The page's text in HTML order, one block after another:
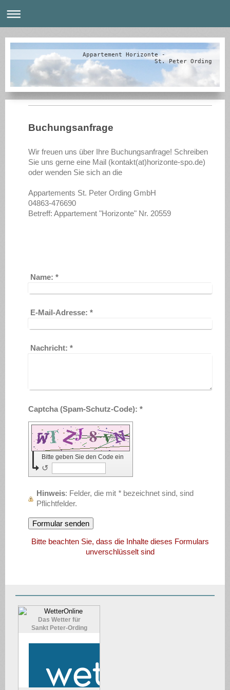
Appartement Horizonte -
St. Peter Ording
Buchungsanfrage
Wir freuen uns über Ihre Buchungsanfrage! Schreiben
Sie uns gerne eine Mail (kontakt(at)horizonte-spo.de)
oder wenden Sie sich an die
Appartements St. Peter Ording GmbH
04863-476690
Betreff: Appartement "Horizonte" Nr. 20559
Name: *
E-Mail-Adresse: *
Nachricht: *
Captcha (Spam-Schutz-Code): *
Bitte geben Sie den Code ein
↺
Hinweis : Felder, die mit * bezeichnet sind, sind
Pflichtfelder.
Bitte beachten Sie, dass die Inhalte dieses Formulars
unverschlüsselt sind
Das Wetter für
Sankt Peter-Ording